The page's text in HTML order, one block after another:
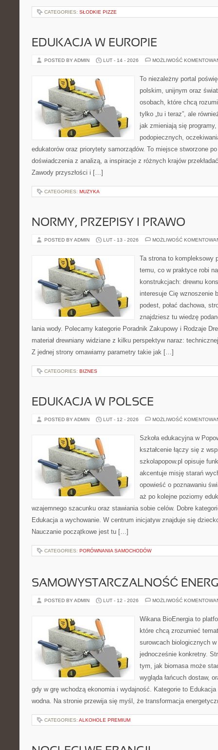
CATEGORIES: SŁODKIE PIZZE
EDUKACJA W EUROPIE
POSTED BY ADMIN LUT - 14 - 2026 MOŻLIWOŚĆ
To niezależny portal
polskim, unijnym oraz
osobach, które chcą
tylko „tu i teraz”, ale
jak zmieniają się
podopiecznych,
edukatorów oraz priorytety samorządów. To miejsce stworzone
doświadczenia z analizą, a inspiracje z różnych krajów
Zawody przyszłości i […]
CATEGORIES: MUZYKA
NORMY, PRZEPISY I PRAWO
POSTED BY ADMIN LUT - 13 - 2026 MOŻLIWOŚĆ
Ta strona to kompleksowy
temu, co w praktyce robi
konstrukcjach: drewnu
interesuje Cię wznoszenie
podest, połać dachowa,
znajdziesz tu wiedzę
lania wody. Polecamy kategorie Poradnik Zakupowy i Rodzaje
materiał drewniany widziane z kilku perspektyw naraz:
Z jednej strony omawiamy parametry takie jak […]
CATEGORIES: BIZNES
EDUKACJA W POLSCE
POSTED BY ADMIN LUT - 12 - 2026 MOŻLIWOŚĆ
Szkoła edukacyjna w
kształcenie łączy się z
szkolapopow.pl opisuje
akcentuje misję starań
opowieść o poznawaniu
aż po kolejne poziomy
wzajemnego szacunku oraz stawiania sobie celów. Dobre
Edukacja a wychowanie. W centrum inicjatyw znajduje się
Nauczanie początkowe jest tu […]
CATEGORIES: PORÓWNANIA SAMOCHODÓW
SAMOWYSTARCZALNOŚĆ
POSTED BY ADMIN LUT - 12 - 2026 MOŻLIWOŚĆ
Wikana BioEnergia to
które chcą zrozumieć
surowcach biologicznych
jednocześnie konkretny.
tym, jak biomasa może
wygląda łańcuch dostaw,
gdy w grę wchodzą ekonomia i wydajność. Kategorie to
wodna. Na stronie przewija się myśl, że transformacja
CATEGORIES: ALKOHOLE PREMIUM